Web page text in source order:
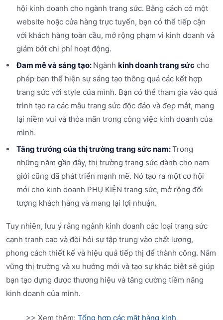
hội kinh doanh cho ngành trang sức. Bằng cách có một
website hoặc cửa hàng trực tuyến, bạn có thể tiếp cận
với khách hàng toàn cầu, mở rộng phạm vi kinh doanh và
giảm bớt chi phí hoạt động.
Đam mê và sáng tạo: Ngành kinh doanh trang sứccho
phép bạn thể hiện sự sáng tạo thông quá các kết hợp
trang sức với style của mình. Bạn có thể tham gia vào quá
trình tạo ra các mẫu trang sức độc đáo và đẹp mắt, mang
lại niềm vui và thỏa mãn trong công việc kinh doanh của
mình.
Tăng trưởng của thị trường trang sức nam:Trong
những năm gần đây, thị trường trang sức dành cho nam
giới cũng đã phát triển mạnh mẽ. Nó tạo ra một cơ hội
mới cho kinh doanh PHỤ KIỆN trang sức, mở rộng đối
tượng khách hàng và mang lại lợi nhuận.
Tuy nhiên, lưu ý rằng ngành kinh doanh các loại trang sức
cạnh tranh cao và đòi hỏi sự tập trung vào chất lượng,
phong cách thiết kế và hiệu quả tiếp thị để thành công. Nắm
vững thị trường và xu hướng mới và tạo sự khác biệt sẽ giúp
bạn tạo dựng được thương hiệu và tăng cường tiềm năng
kinh doanh của mình.
>> Xem thêm: Tổng hợp các mặt hàng kinh